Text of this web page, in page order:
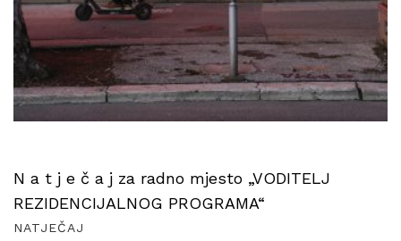
N a t j e č a j za radno mjesto „VODITELJ
REZIDENCIJALNOG PROGRAMA“
NATJEČAJ